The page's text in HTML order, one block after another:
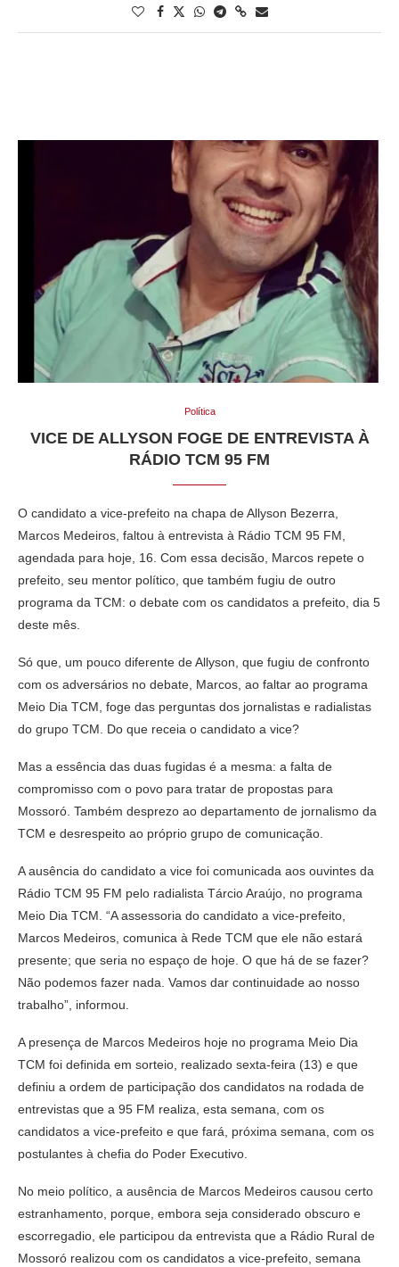
Política
VICE DE ALLYSON FOGE DE ENTREVISTA À
RÁDIO TCM 95 FM
O candidato a vice-prefeito na chapa de Allyson Bezerra,
Marcos Medeiros, faltou à entrevista à Rádio TCM 95 FM,
agendada para hoje, 16. Com essa decisão, Marcos repete o
prefeito, seu mentor político, que também fugiu de outro
programa da TCM: o debate com os candidatos a prefeito, dia 5
deste mês.
Só que, um pouco diferente de Allyson, que fugiu de confronto
com os adversários no debate, Marcos, ao faltar ao programa
Meio Dia TCM, foge das perguntas dos jornalistas e radialistas
do grupo TCM. Do que receia o candidato a vice?
Mas a essência das duas fugidas é a mesma: a falta de
compromisso com o povo para tratar de propostas para
Mossoró. Também desprezo ao departamento de jornalismo da
TCM e desrespeito ao próprio grupo de comunicação.
A ausência do candidato a vice foi comunicada aos ouvintes da
Rádio TCM 95 FM pelo radialista Tárcio Araújo, no programa
Meio Dia TCM. “A assessoria do candidato a vice-prefeito,
Marcos Medeiros, comunica à Rede TCM que ele não estará
presente; que seria no espaço de hoje. O que há de se fazer?
Não podemos fazer nada. Vamos dar continuidade ao nosso
trabalho”, informou.
A presença de Marcos Medeiros hoje no programa Meio Dia
TCM foi definida em sorteio, realizado sexta-feira (13) e que
definiu a ordem de participação dos candidatos na rodada de
entrevistas que a 95 FM realiza, esta semana, com os
candidatos a vice-prefeito e que fará, próxima semana, com os
postulantes à chefia do Poder Executivo.
No meio político, a ausência de Marcos Medeiros causou certo
estranhamento, porque, embora seja considerado obscuro e
escorregadio, ele participou da entrevista que a Rádio Rural de
Mossoró realizou com os candidatos a vice-prefeito, semana